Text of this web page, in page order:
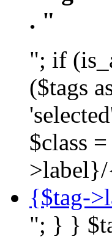
. "
"; if
($tags
$class
{$tag-
"; } }